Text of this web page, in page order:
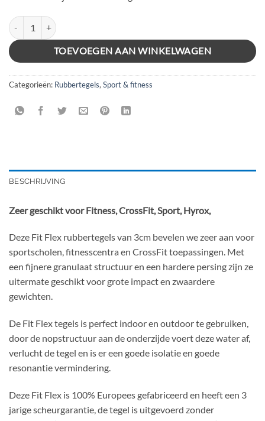
FIT FLEX RUBBER TEGEL 100x100x3cm (+plugs) aantal
TOEVOEGEN AAN WINKELWAGEN
Categorieën: Rubbertegels, Sport & fitness
BESCHRIJVING
Zeer geschikt voor Fitness, CrossFit, Sport, Hyrox,
Deze Fit Flex rubbertegels van 3cm bevelen we zeer aan voor
sportscholen, fitnesscentra en CrossFit toepassingen. Met
een fijnere granulaat structuur en een hardere persing zijn ze
uitermate geschikt voor grote impact en zwaardere
gewichten.
De Fit Flex tegels is perfect indoor en outdoor te gebruiken,
door de nopstructuur aan de onderzijde voert deze water af,
verlucht de tegel en is er een goede isolatie en goede
resonantie vermindering.
Deze Fit Flex is 100% Europees gefabriceerd en heeft een 3
jarige scheurgarantie, de tegel is uitgevoerd zonder